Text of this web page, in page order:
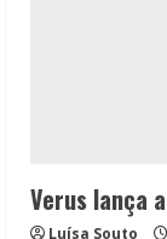
Verus lança
Luísa Souto